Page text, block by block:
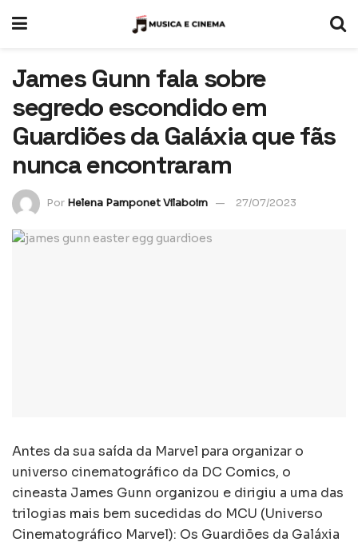
James Gunn fala sobre
segredo escondido em
Guardiões da Galáxia que fãs
nunca encontraram
Por Helena Pamponet Vilaboim 27/07/2023
Antes da sua saída da Marvel para organizar o
universo cinematográfico da DC Comics, o
cineasta James Gunn organizou e dirigiu a uma das
trilogias mais bem sucedidas do MCU (Universo
Cinematográfico Marvel): Os Guardiões da Galáxia